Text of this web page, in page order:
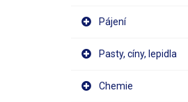
Pájení
Pasty, cíny, lepidla
Chemie